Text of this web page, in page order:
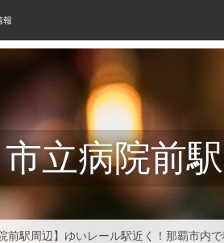
報
市立病院前
前駅周辺】ゆいレール駅近く！那覇市内